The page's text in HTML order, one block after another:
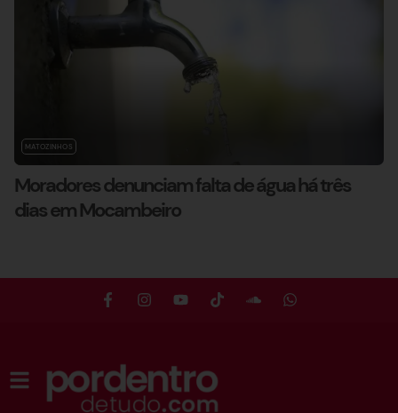
MATOZINHOS
Moradores denunciam falta de água há três
dias em Mocambeiro